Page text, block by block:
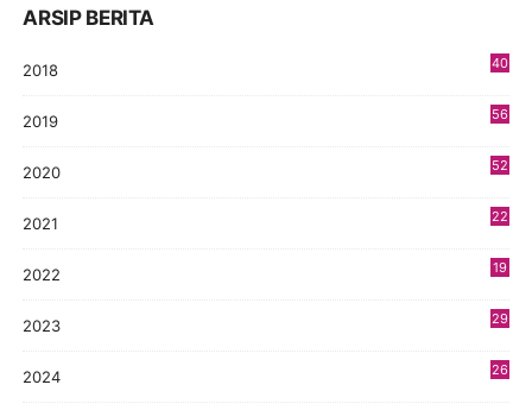
ARSIP BERITA
2018
40
2019
56
2020
52
2021
22
2022
19
2023
29
2024
26